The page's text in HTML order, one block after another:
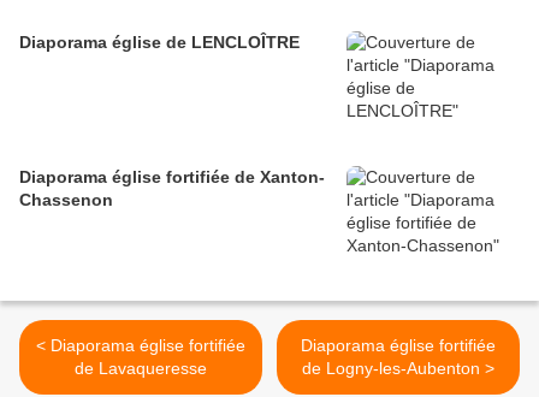
Diaporama église de LENCLOÎTRE
Diaporama église fortifiée de Xanton-
Chassenon
< Diaporama église fortifiée
de Lavaqueresse
Diaporama église fortifiée
de Logny-les-Aubenton >